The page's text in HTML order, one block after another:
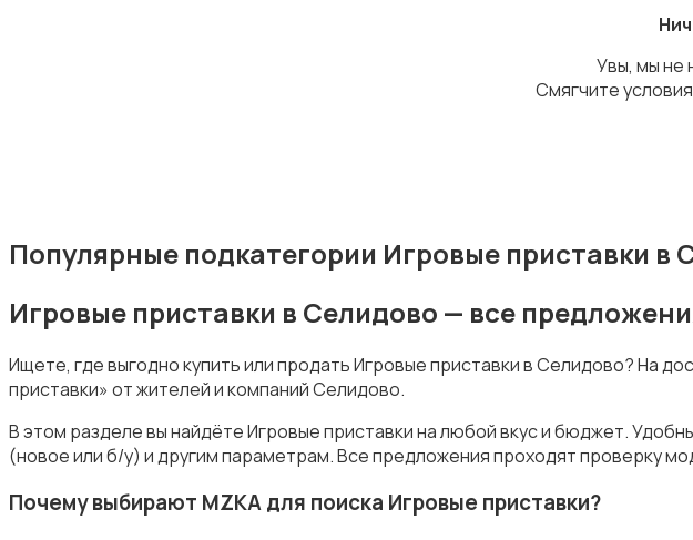
Музыка
Музыкальные инструменты
Увы, мы не
Смягчите
Популярные подкатегории Игровые приставки в
Игровые приставки в Селидово — все
Ищете, где выгодно купить или продать Игровые приставки в Селидово? На
приставки» от жителей и компаний Селидово.
В этом разделе вы найдёте Игровые приставки на любой вкус и бюджет.
(новое или б/у) и другим параметрам. Все предложения проходят проверку
Почему выбирают MZKA для поиска Игровые приставки?